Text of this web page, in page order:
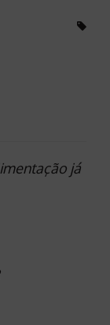
já